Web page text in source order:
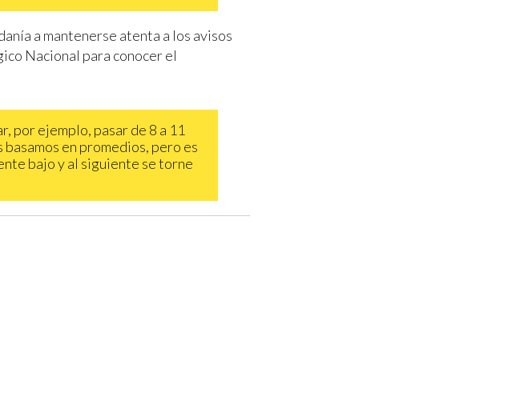
a mantenerse atenta a los avisos
Nacional para conocer el
por ejemplo, pasar de 8 a 11
en promedios, pero es
bajo y al siguiente se torne